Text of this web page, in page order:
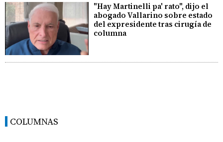
"Hay Martinelli pa' rato", dijo el
abogado Vallarino sobre estado
del expresidente tras cirugía de
columna
COLUMNAS